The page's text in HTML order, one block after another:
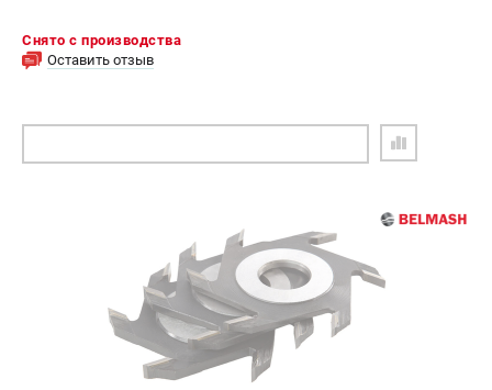
Снято с производства
Оставить отзыв